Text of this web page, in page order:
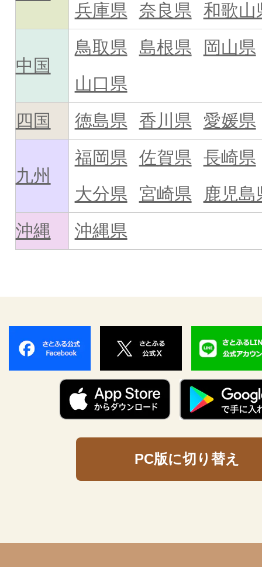
兵庫県
奈良県 和歌山
中国
鳥取県 島根県
岡山県
山口県
四国
徳島県 香川県 愛媛県
九州
福岡県 佐賀県 長崎県
大分県
宮崎県
鹿児島
沖縄
沖縄県
PC版に切り替え